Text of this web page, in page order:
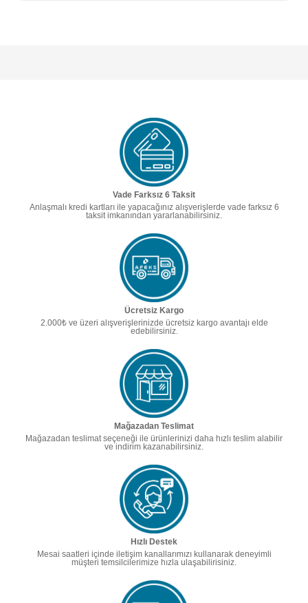
Vade Farksız 6 Taksit
Anlaşmalı kredi kartları ile yapacağınız alışverişlerde vade farksız 6
taksit imkanından yararlanabilirsiniz.
Ücretsiz Kargo
2.000₺ ve üzeri alışverişlerinizde ücretsiz kargo avantajı elde
edebilirsiniz.
Mağazadan Teslimat
Mağazadan teslimat seçeneği ile ürünlerinizi daha hızlı teslim alabilir
ve indirim kazanabilirsiniz.
Hızlı Destek
Mesai saatleri içinde iletişim kanallarımızı kullanarak deneyimli
müşteri temsilcilerimize hızla ulaşabilirisiniz.